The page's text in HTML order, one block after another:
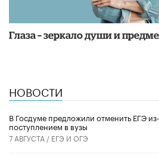
Глаза – зеркало души и
НОВОСТИ
В Госдуме предложили отменить ЕГЭ
поступлением в вузы
7 АВГУСТА / ЕГЭ И ОГЭ